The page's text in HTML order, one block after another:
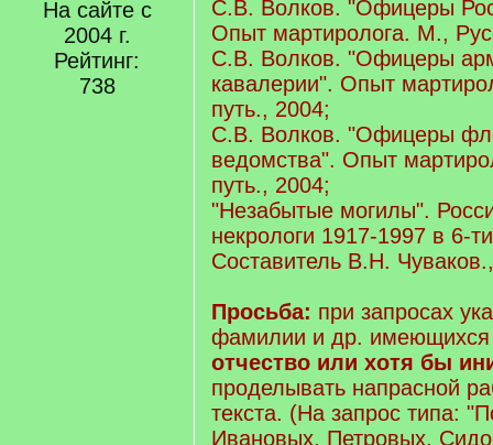
На сайте с
2004 г.
Рейтинг:
738
С.В. Волков. "Офицеры
Опыт мартиролога. М.,
С.В. Волков. "Офицеры
кавалерии". Опыт
путь., 2004;
С.В. Волков. "Офицеры
ведомства". Опыт
путь., 2004;
"Незабытые могилы".
некрологи 1917-1997 в 6-
Составитель В.Н.
Просьба: при запросах
фамилии и др.
отчество или хотя бы
проделывать напрасной
текста. (На запрос типа:
Ивановых, Петровых,